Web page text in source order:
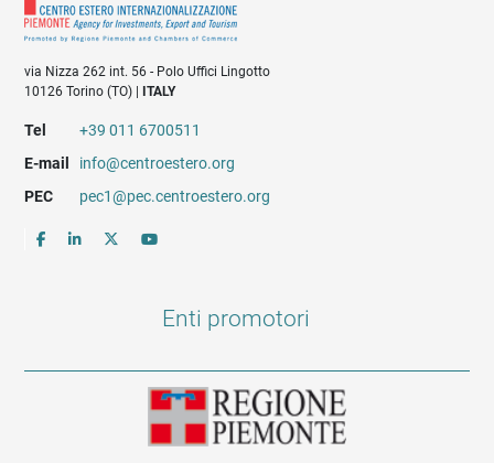
via Nizza 262 int. 56 - Polo Uffici Lingotto
10126 Torino (TO) |
ITALY
Tel
+39 011 6700511
E-mail
info@centroestero.org
PEC
pec1@pec.centroestero.org
Enti promotori